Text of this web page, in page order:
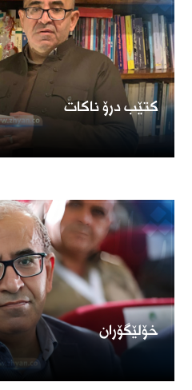
كتێب درۆ ناكات
خۆلێگۆران